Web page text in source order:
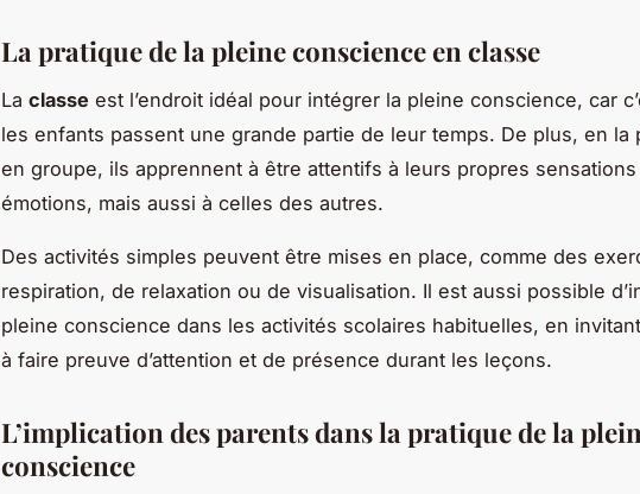
La pratique de la pleine conscience en classe
La classe est l’endroit idéal pour intégrer la pleine conscience, car
les enfants passent une grande partie de leur temps. De plus, en la
en groupe, ils apprennent à être attentifs à leurs propres
émotions, mais aussi à celles des autres.
Des activités simples peuvent être mises en place, comme des
respiration, de relaxation ou de visualisation. Il est aussi possible
pleine conscience dans les activités scolaires habituelles, en
à faire preuve d’attention et de présence durant les leçons.
L’implication des parents dans la pratique de la
conscience